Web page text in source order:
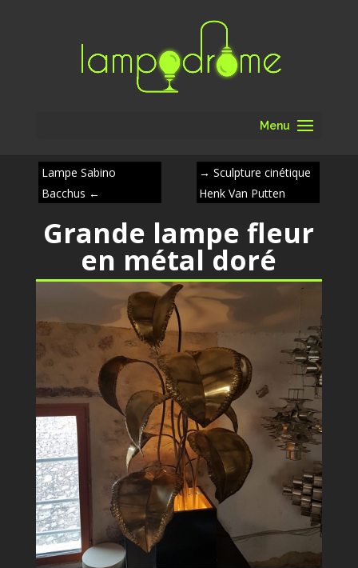
Menu
Lampe Sabino
Bacchus ←
→ Sculpture cinétique
Henk Van Putten
Grande lampe fleur
en métal doré